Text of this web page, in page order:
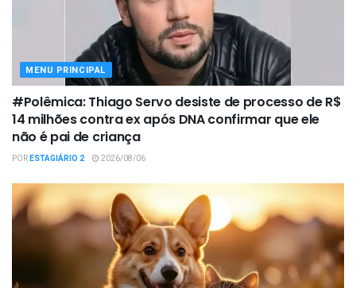
MENU PRINCIPAL
#Polêmica: Thiago Servo desiste de processo de R$
14 milhões contra ex após DNA confirmar que ele
não é pai de criança
PORESTAGIÁRIO 2 2026/08/06